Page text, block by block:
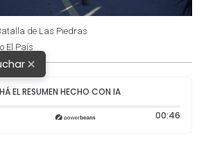
de Las Piedras
El País
×
EL RESUMEN HECHO CON IA
Tiempo transcurrido: 0 segundos 00:46